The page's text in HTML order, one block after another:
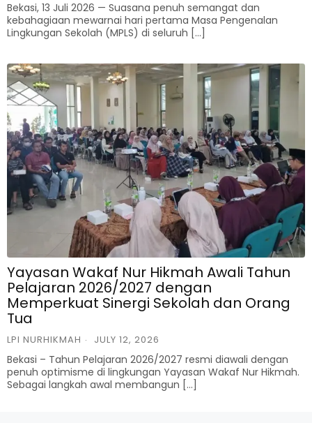
Bekasi, 13 Juli 2026 — Suasana penuh semangat dan
kebahagiaan mewarnai hari pertama Masa Pengenalan
Lingkungan Sekolah (MPLS) di seluruh […]
Yayasan Wakaf Nur Hikmah Awali Tahun
Pelajaran 2026/2027 dengan
Memperkuat Sinergi Sekolah dan Orang
Tua
LPI NURHIKMAH JULY 12, 2026
Bekasi – Tahun Pelajaran 2026/2027 resmi diawali dengan
penuh optimisme di lingkungan Yayasan Wakaf Nur Hikmah.
Sebagai langkah awal membangun […]